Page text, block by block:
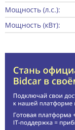
Мощность (л.с.):
Мощность (кВт):